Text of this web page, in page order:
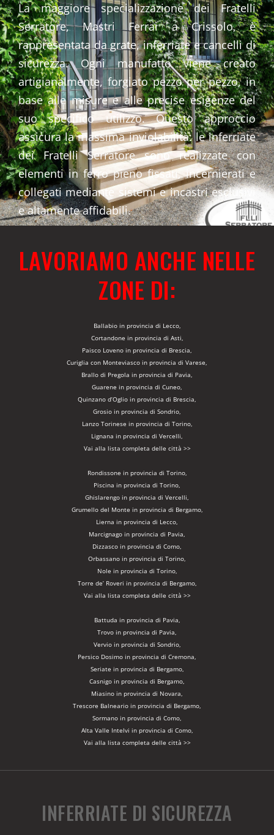
La maggiore specializzazione dei Fratelli
Serratore, Mastri Ferrai a Crissolo, è
rappresentata da grate, inferriate e cancelli di
sicurezza. Ogni manufatto viene creato
artigianalmente, forgiato pezzo per pezzo, in
base alle misure e alle precise esigenze del
suo specifico utilizzo. Questo approccio
assicura la massima inviolabilità: le inferriate
dei Fratelli Serratore sono realizzate con
elementi in ferro pieno fissati, incernierati e
collegati mediante sistemi e incastri esclusivi
e altamente affidabili.
LAVORIAMO ANCHE NELLE
ZONE DI:
Ballabio in provincia di Lecco,
Cortandone in provincia di Asti,
Paisco Loveno in provincia di Brescia,
Curiglia con Monteviasco in provincia di Varese,
Brallo di Pregola in provincia di Pavia,
Guarene in provincia di Cuneo,
Quinzano d’Oglio in provincia di Brescia,
Grosio in provincia di Sondrio,
Lanzo Torinese in provincia di Torino,
Lignana in provincia di Vercelli,
Vai alla lista completa delle città >>
Rondissone in provincia di Torino,
Piscina in provincia di Torino,
Ghislarengo in provincia di Vercelli,
Grumello del Monte in provincia di Bergamo,
Lierna in provincia di Lecco,
Marcignago in provincia di Pavia,
Dizzasco in provincia di Como,
Orbassano in provincia di Torino,
Nole in provincia di Torino,
Torre de’ Roveri in provincia di Bergamo,
Vai alla lista completa delle città >>
Battuda in provincia di Pavia,
Trovo in provincia di Pavia,
Vervio in provincia di Sondrio,
Persico Dosimo in provincia di Cremona,
Seriate in provincia di Bergamo,
Casnigo in provincia di Bergamo,
Miasino in provincia di Novara,
Trescore Balneario in provincia di Bergamo,
Sormano in provincia di Como,
Alta Valle Intelvi in provincia di Como,
Vai alla lista completa delle città >>
INFERRIATE DI SICUREZZA